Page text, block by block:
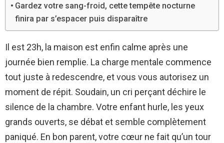
Gardez votre sang-froid, cette tempête nocturne
finira par s’espacer puis disparaître
Il est 23h, la maison est enfin calme après une
journée bien remplie. La charge mentale commence
tout juste à redescendre, et vous vous autorisez un
moment de répit. Soudain, un cri perçant déchire le
silence de la chambre. Votre enfant hurle, les yeux
grands ouverts, se débat et semble complètement
paniqué. En bon parent, votre cœur ne fait qu’un tour